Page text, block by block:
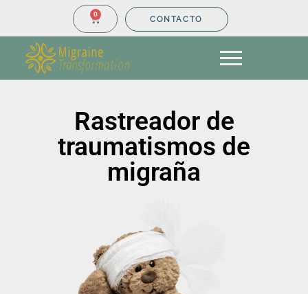
CONTACTO
0
Rastreador de
traumatismos de
migraña